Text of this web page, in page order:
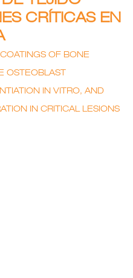
CRÍTICAS EN
OF BONE
OSTEOBLAST
IN VITRO, AND
IN CRITICAL LESIONS